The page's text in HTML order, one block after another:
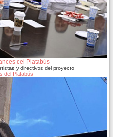
del Platabús
y directivos del proyecto
del Platabús